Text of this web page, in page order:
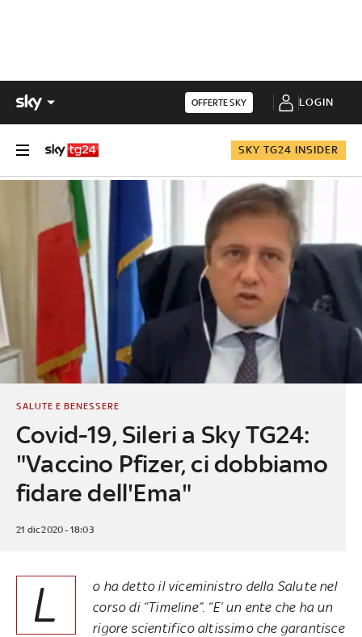
OFFERTE SKY LOGIN
SKY TG24 INSIDER
Covid-19, Sileri a Sky TG24:
"Vaccino Pfizer, ci dobbiamo
fidare dell'Ema"
SALUTE E BENESSERE
21 dic 2020 - 18:03
L
o ha detto il viceministro della Salute nel
corso di “Timeline”. “E’ un ente che ha un
rigore scientifico altissimo che garantisce